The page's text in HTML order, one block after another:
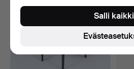
Salli kaikki